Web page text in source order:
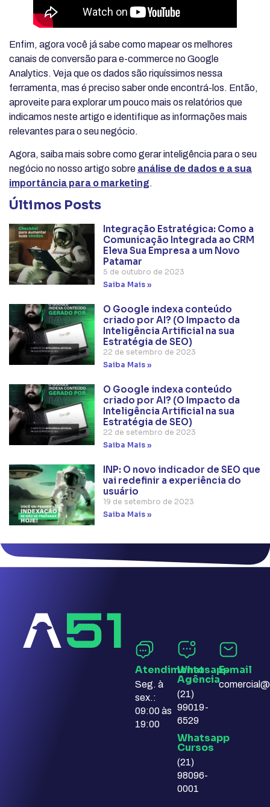
Enfim, agora você já sabe como mapear os melhores
canais de conversão para e-commerce no Google
Analytics. Veja que os dados são riquíssimos nessa
ferramenta, mas é preciso saber onde encontrá-los. Então,
aproveite para explorar um pouco mais os relatórios que
indicamos neste artigo e identifique as informações mais
relevantes para o seu negócio.
Agora, saiba mais sobre como gerar inteligência para o seu
negócio no nosso artigo sobre análise de dados e a sua
importância para o marketing.
Últimos Posts
Integração Estratégica: Como a
Comunicação Integrada ao CRM
Eleva Sua Empresa a um Novo
Patamar
5 de outubro de 2023
Saiba Mais »
O Google indexa conteúdo
criado por AI? (O Impacto da
Inteligência Artificial na sua
Estratégia de SEO)
22 de setembro de 2023
Saiba Mais »
O Google indexa conteúdo
criado por AI? (O Impacto da
Inteligência Artificial na sua
Estratégia de SEO)
22 de setembro de 2023
Saiba Mais »
INP: O novo indicador de SEO que
vai redefinir a experiência do
usuário
19 de setembro de 2023
Saiba Mais »
Atendimento
Seg. à
sex.:
09:00 às
19:00
Whatsapp
Agência​
(21)
99019-
6529
Whatsapp
Cursos​
(21)
98096-
0001
E-mail​